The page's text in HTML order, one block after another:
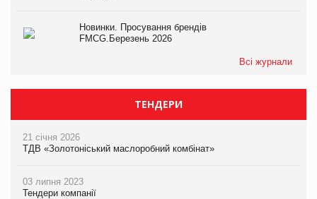
Новинки. Просування брендів
FMCG.Березень 2026
Всі журнали
ТЕНДЕРИ
21 січня 2026
ТДВ «Золотоніський маслоробний комбінат»
03 липня 2023
Тендери компанії